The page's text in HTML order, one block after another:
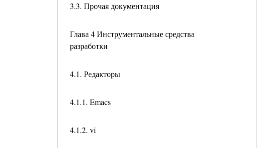
3.3. Прочая документация
Глава 4 Инструментальные средства
разработки
4.1. Редакторы
4.1.1. Emacs
4.1.2. vi